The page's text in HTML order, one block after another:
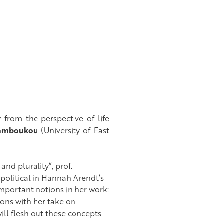
from the perspective of life
(University of East
plurality“, prof.
in Hannah Arendt’s
notions in her work:
with her take on
flesh out these concepts